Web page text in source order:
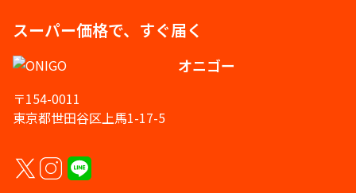
スーパー価格で、すぐ届く
オニゴー
〒154-0011
東京都世田谷区上馬1-17-5